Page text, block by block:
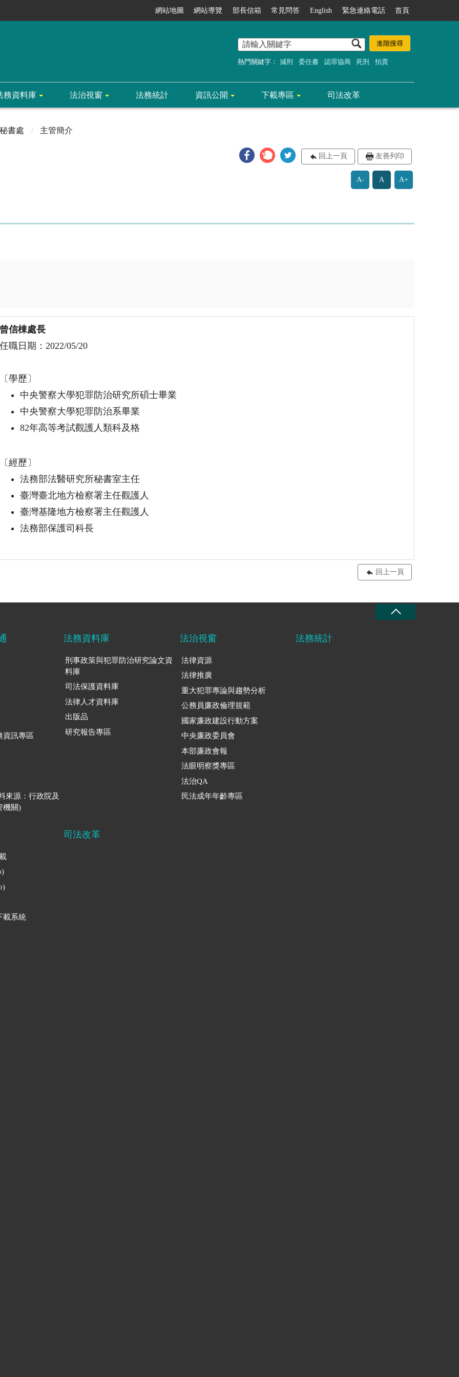
網站地圖 網站導覽 部長信箱 常見問答 English 緊急連絡電話 首頁
熱門關鍵字： 減刑 委任書 認罪協商 死刑 拍賣
務資料庫 法治視窗 法務統計 資訊公開 下載專區 司法改革
書處 主管簡介
回上一頁 友善列印
A- A A+
曾信棟處長
任職日期： 2022/05/20
〔學歷〕
中央警察大學犯罪防治研究所碩士畢業
中央警察大學犯罪防治系畢業
82年高等考試觀護人類科及格
〔經歷〕
法務部法醫研究所秘書室主任
臺灣臺北地方檢察署主任觀護人
臺灣基隆地方檢察署主任觀護人
法務部保護司科長
回上一頁
資訊專區
來源：行政院及
機關)
法務資料庫
刑事政策與犯罪防治研究論文資
料庫
司法保護資料庫
法律人才資料庫
出版品
研究報告專區
法治視窗
法律資源
法律推廣
重大犯罪專論與趨勢分析
公務員廉政倫理規範
國家廉政建設行動方案
中央廉政委員會
本部廉政會報
法眼明察獎專區
法治QA
民法成年年齡專區
法務統計
載系統
司法改革